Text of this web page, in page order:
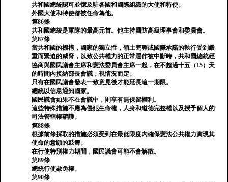
共和國總統認可並憶及駐各國和國際組織的大使和特使。
外國大使和特使都被任命為他。
第86條
共和國總統是軍隊的最高元首。他主持國防高級理事會和委員會。
第87條
當共和國的機構，國家的獨立性，領土完整或國際承諾的執行受到嚴
重而緊迫的威脅，以致公共權力的正常運作被中斷時，共和國總統經
協商與國民議會主席和憲法委員會主席一起，在不超過十五（15）天
的時間內接納部長會議，視情況而定。
只有在國民議會發表一致意見後才能延長這一期限。
總統以信息通知國家。
國民議會如果不在會議中，則享有無保留權利。
這些特殊措施不應為侵犯生命權，人身和道德完整權以及授予個人的
司法管轄權辯護。
第88條
根據前條採取的措施必須受到在最低限度內確保憲法公共權力實現其
使命的意願的鼓舞。
在行使特別權力期間，國民議會可能不會解散。
第89條
總統行使赦免權。
第90條